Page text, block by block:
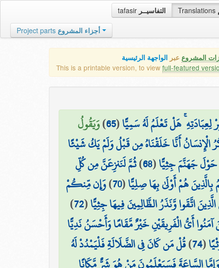
tafasir التفاسيــر Translations
Project parts أجزاء المشروع
المشروع عبر الواجهة الرئيسية
This is a printable version, to view full-featured
هَلْ تَعْلَمُ لَهُ سَمِيًّا(
65
)وَيَقُولُ
الْإِنسَانُ أَنَّا خَلَقْنَاهُ مِن قَبْلُ وَلَمْ يَكُ شَيْئًا
جَهَنَّمَ جِثِيًّا(
68
)ثُمَّ لَنَنزِعَنَّ مِن كُلِّ
هُمْ أَوْلَىٰ بِهَا صِلِيًّا(
70
)وَإِن مِّنكُمْ
اتَّقَوا وَّنَذَرُ الظَّالِمِينَ فِيهَا جِثِيًّا(
72
)
آمَنُوا أَيُّ الْفَرِيقَيْنِ خَيْرٌ مَّقَامًا وَأَحْسَنُ نَدِيًّا
(
74
)قُلْ مَن كَانَ فِي الضَّلَالَةِ فَلْيَمْدُدْ لَهُ